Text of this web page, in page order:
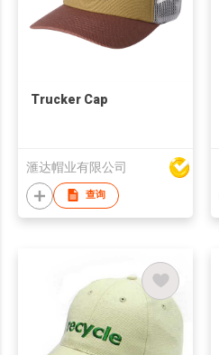
Trucker Cap
滙达帽业有限公司
查询